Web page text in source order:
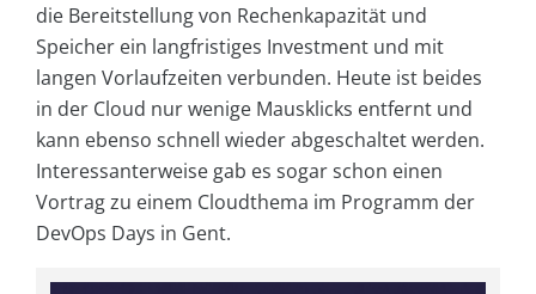
die Bereitstellung von Rechenkapazität und
Speicher ein langfristiges Investment und mit
langen Vorlaufzeiten verbunden. Heute ist beides
in der Cloud nur wenige Mausklicks entfernt und
kann ebenso schnell wieder abgeschaltet werden.
Interessanterweise gab es sogar schon einen
Vortrag zu einem Cloudthema im Programm der
DevOps Days in Gent.